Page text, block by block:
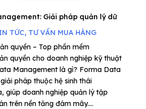
Giải pháp quản lý dữ
TỨC, TƯ VẤN MUA HÀNG
quyền – Top phần mềm
quyền cho doanh nghiệp kỹ thuật
Management là gì? Forma Data
pháp thuộc hệ sinh thái
giúp doanh nghiệp quản lý tập
trên nền tảng đám mây....